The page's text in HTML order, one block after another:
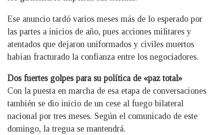
Ese anuncio tardó varios meses más de lo esperado por
las partes a inicios de año, pues acciones militares y
atentados que dejaron uniformados y civiles muertos
habían fracturado la confianza entre los negociadores.
Dos fuertes golpes para su política de «paz total»
Con la puesta en marcha de esa etapa de conversaciones
también se dio inicio de un cese al fuego bilateral
nacional por tres meses. Según el comunicado de este
domingo, la tregua se mantendrá.